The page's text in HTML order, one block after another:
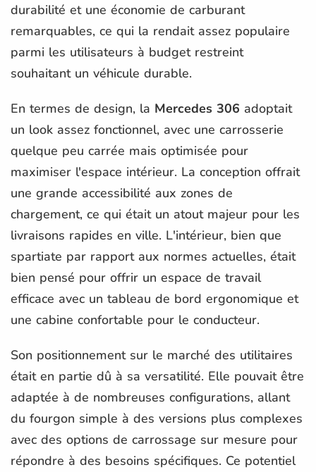
durabilité et une économie de carburant
remarquables, ce qui la rendait assez populaire
parmi les utilisateurs à budget restreint
souhaitant un véhicule durable.
En termes de design, la Mercedes 306 adoptait
un look assez fonctionnel, avec une carrosserie
quelque peu carrée mais optimisée pour
maximiser l'espace intérieur. La conception offrait
une grande accessibilité aux zones de
chargement, ce qui était un atout majeur pour les
livraisons rapides en ville. L'intérieur, bien que
spartiate par rapport aux normes actuelles, était
bien pensé pour offrir un espace de travail
efficace avec un tableau de bord ergonomique et
une cabine confortable pour le conducteur.
Son positionnement sur le marché des utilitaires
était en partie dû à sa versatilité. Elle pouvait être
adaptée à de nombreuses configurations, allant
du fourgon simple à des versions plus complexes
avec des options de carrossage sur mesure pour
répondre à des besoins spécifiques. Ce potentiel